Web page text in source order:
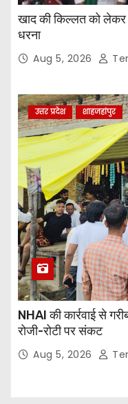
खाद की किल्लत को लेकर
धरना
Aug 5, 2026
उत्तर प्रदेश शाहजहांपुर
NHAI की कार्रवाई से
रोजी-रोटी पर संकट
Aug 5, 2026